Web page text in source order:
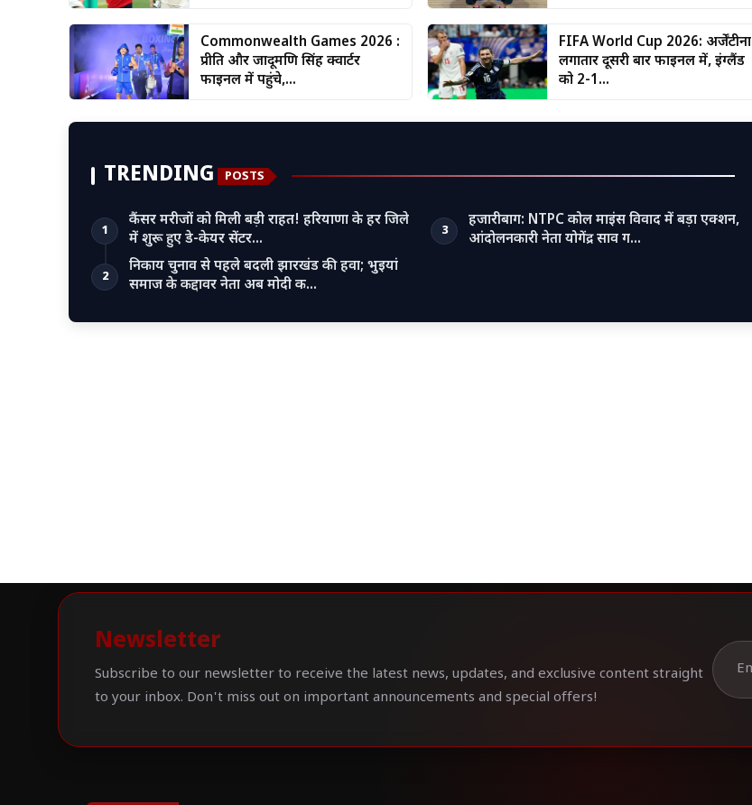
Commonwealth Games 2026 :
प्रीति और जादूमणि सिंह क्वार्टर
फाइनल में पहुंचे,...
FIFA World Cup 2026: अर्जेंटीना
लगातार दूसरी बार फाइनल में, इंग्लैंड
को 2-1...
TRENDING POSTS
1
कैंसर मरीजों को मिली बड़ी राहत! हरियाणा के हर जिले
में शुरू हुए डे-केयर सेंटर…
2
निकाय चुनाव से पहले बदली झारखंड की हवा; भुइयां
समाज के कद्दावर नेता अब मोदी क…
3
हजारीबाग: NTPC कोल माइंस विवाद में बड़ा एक्शन,
आंदोलनकारी नेता योगेंद्र साव ग…
Newsletter
Subscribe to our newsletter to receive the latest news, updates, and exclusive content straight
to your inbox. Don't miss out on important announcements and special offers!